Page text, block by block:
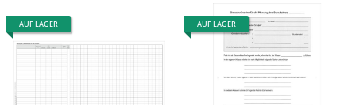
AUF LAGER AUF LAGER